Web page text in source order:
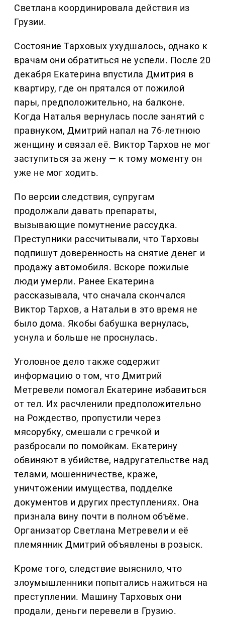
Светлана координировала действия из
Грузии.
Состояние Тарховых ухудшалось, однако к
врачам они обратиться не успели. После 20
декабря Екатерина впустила Дмитрия в
квартиру, где он прятался от пожилой
пары, предположительно, на балконе.
Когда Наталья вернулась после занятий с
правнуком, Дмитрий напал на 76-летнюю
женщину и связал её. Виктор Тархов не мог
заступиться за жену — к тому моменту он
уже не мог ходить.
По версии следствия, супругам
продолжали давать препараты,
вызывающие помутнение рассудка.
Преступники рассчитывали, что Тарховы
подпишут доверенность на снятие денег и
продажу автомобиля. Вскоре пожилые
люди умерли. Ранее Екатерина
рассказывала, что сначала скончался
Виктор Тархов, а Натальи в это время не
было дома. Якобы бабушка вернулась,
уснула и больше не проснулась.
Уголовное дело также содержит
информацию о том, что Дмитрий
Метревели помогал Екатерине избавиться
от тел. Их расчленили предположительно
на Рождество, пропустили через
мясорубку, смешали с гречкой и
разбросали по помойкам. Екатерину
обвиняют в убийстве, надругательстве над
телами, мошенничестве, краже,
уничтожении имущества, подделке
документов и других преступлениях. Она
признала вину почти в полном объёме.
Организатор Светлана Метревели и её
племянник Дмитрий объявлены в розыск.
Кроме того, следствие выяснило, что
злоумышленники попытались нажиться на
преступлении. Машину Тарховых они
продали, деньги перевели в Грузию.